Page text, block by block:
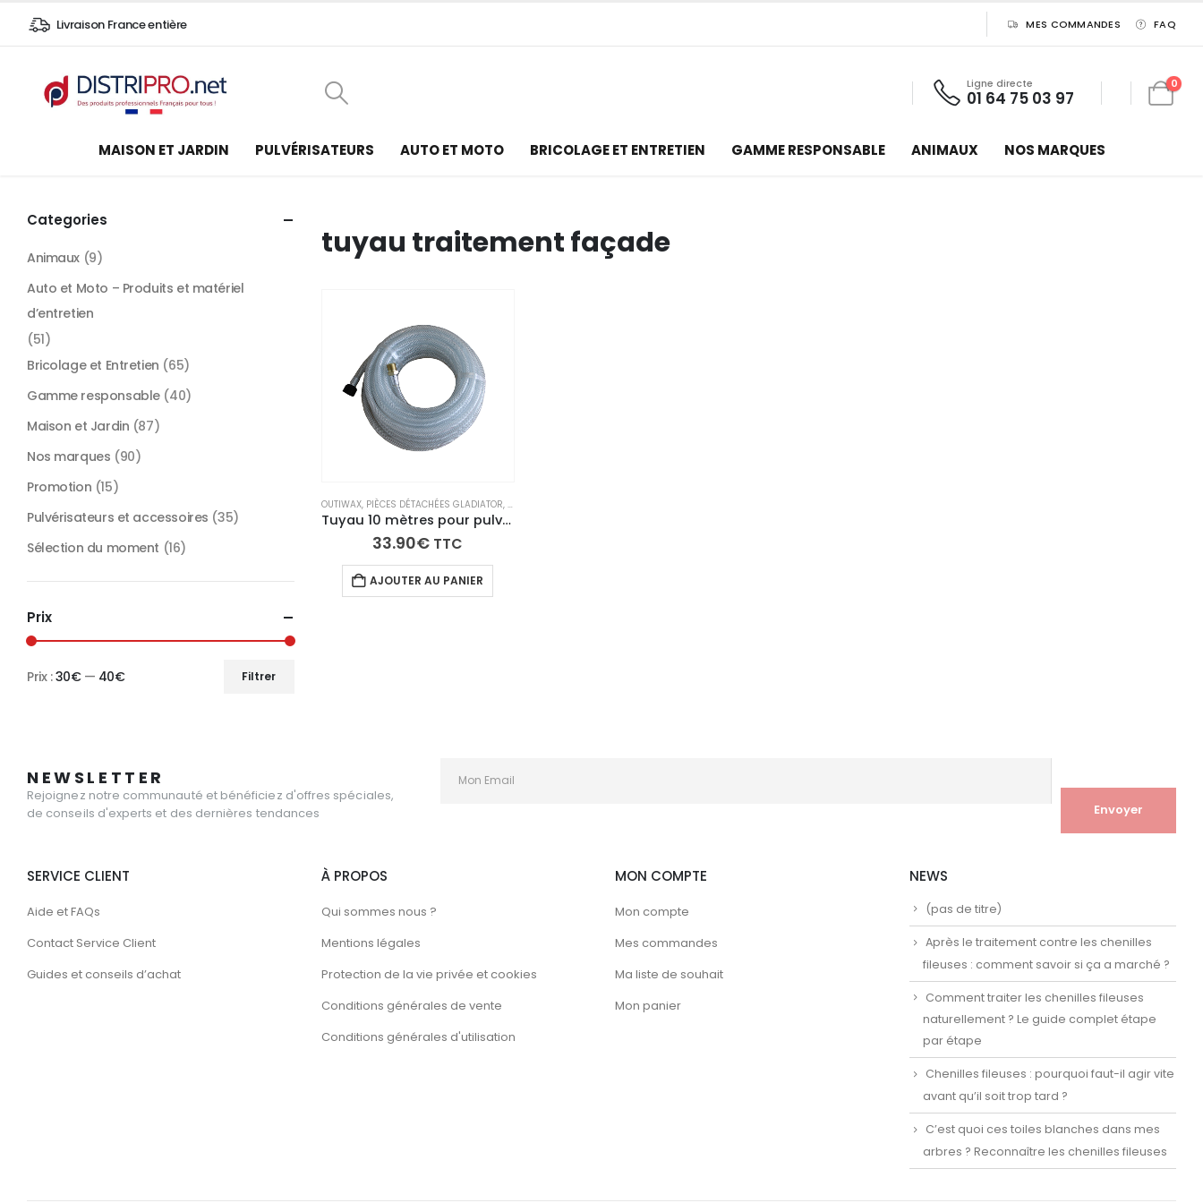
Livraison France entière MES COMMANDES FAQ
Ligne directe
01 64 75 03 97
0
MAISON ET JARDIN PULVÉRISATEURS AUTO ET MOTO BRICOLAGE ET ENTRETIEN GAMME RESPONSABLE ANIMAUX NOS MARQUES
tuyau traitement façade
OUTIWAX, PIÈCES DÉTACHÉES GLADIATOR, PIÈCES DÉTACHÉES OUTIWAX
Tuyau 10 mètres pour pulvérisateur – Compatible Pro Sprayer, Outiwax & Gladiator
33.90€ TTC
AJOUTER AU PANIER
Categories
Animaux (9)
Auto et Moto – Produits et matériel
d’entretien
(51)
Bricolage et Entretien (65)
Gamme responsable (40)
Maison et Jardin (87)
Nos marques (90)
Promotion (15)
Pulvérisateurs et accessoires (35)
Sélection du moment (16)
Prix
Filtrer
Prix :30€— 40€
NEWSLETTER
Rejoignez notre communauté et bénéficiez d'offres spéciales,
de conseils d'experts et des dernières tendances
SERVICE CLIENT
Aide et FAQs
Contact Service Client
Guides et conseils d’achat
À PROPOS
Qui sommes nous ?
Mentions légales
Protection de la vie privée et cookies
Conditions générales de vente
Conditions générales d'utilisation
MON COMPTE
Mon compte
Mes commandes
Ma liste de souhait
Mon panier
NEWS
(pas de titre)
Après le traitement contre les chenilles
fileuses : comment savoir si ça a marché ?
Comment traiter les chenilles fileuses
naturellement ? Le guide complet étape
par étape
Chenilles fileuses : pourquoi faut-il agir vite
avant qu’il soit trop tard ?
C’est quoi ces toiles blanches dans mes
arbres ? Reconnaître les chenilles fileuses